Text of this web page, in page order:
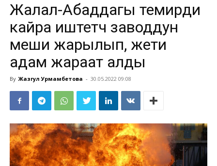
Жалал-Абаддагы темирди
кайра иштетүүчү заводдун
меши жарылып, жети
адам жараат алды
By Жазгул Урмамбетова - 30.05.2022 09:08